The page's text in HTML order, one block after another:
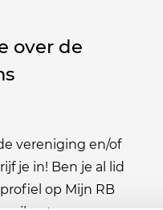
over de
vereniging en/of
je in! Ben je al lid
op Mijn RB